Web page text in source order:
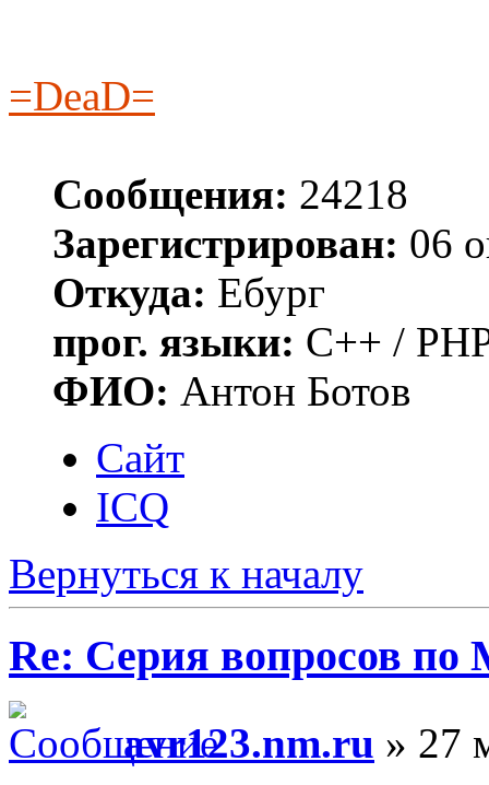
=DeaD=
Сообщения: 24218
Зарегистрирован: 06
Откуда: Ебург
прог. языки: C++ /
ФИО: Антон Ботов
Сайт
ICQ
Вернуться к началу
Re: Серия вопросов
avr123.nm.ru » 27